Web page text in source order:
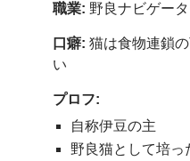
職業: 野良ナビゲー
口癖: 猫は食物連鎖
い
プロフ:
自称伊豆の主
野良猫として培っ